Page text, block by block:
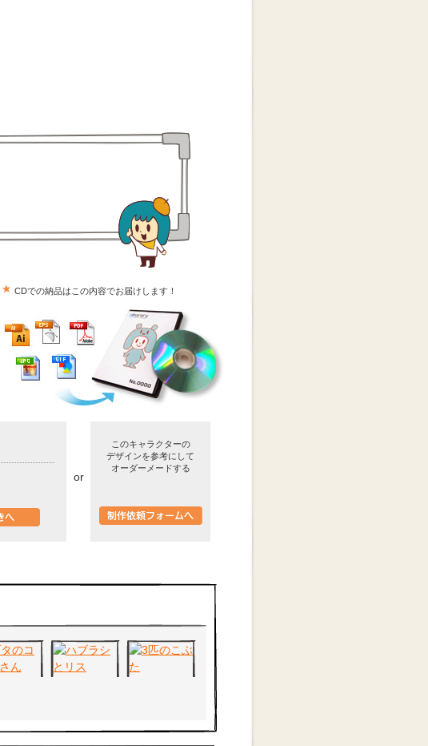
CDでの納品はこの内容でお届けします！
or
このキャラクターの
デザインを参考にして
オーダーメードする